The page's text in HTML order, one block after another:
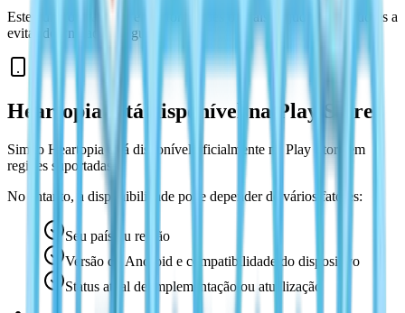
Este guia foca apenas em informações oficiais e ajuda os jogadores a
evitar downloads inseguros.
Heartopia está disponível na Play Store?
Sim, o Heartopia está disponível oficialmente na Play Store em
regiões suportadas.
No entanto, a disponibilidade pode depender de vários fatores:
Seu país ou região
Versão do Android e compatibilidade do dispositivo
Status atual de implementação ou atualização